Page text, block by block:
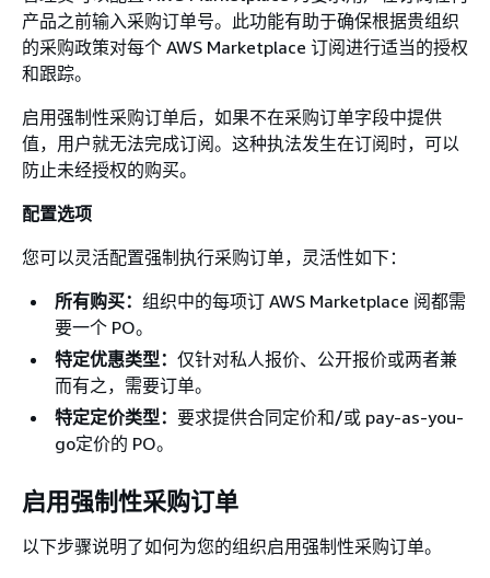
产品之前输入采购订单号。此功能有助于确保根据贵组织
的采购政策对每个 AWS Marketplace 订阅进行适当的授权
和跟踪。
启用强制性采购订单后，如果不在采购订单字段中提供
值，用户就无法完成订阅。这种执法发生在订阅时，可以
防止未经授权的购买。
配置选项
您可以灵活配置强制执行采购订单，灵活性如下：
所有购买： 组织中的每项订 AWS Marketplace 阅都需
要一个 PO。
特定优惠类型： 仅针对私人报价、公开报价或两者兼
而有之，需要订单。
特定定价类型： 要求提供合同定价和/或 pay-as-you-
go定价的 PO。
启用强制性采购订单
以下步骤说明了如何为您的组织启用强制性采购订单。